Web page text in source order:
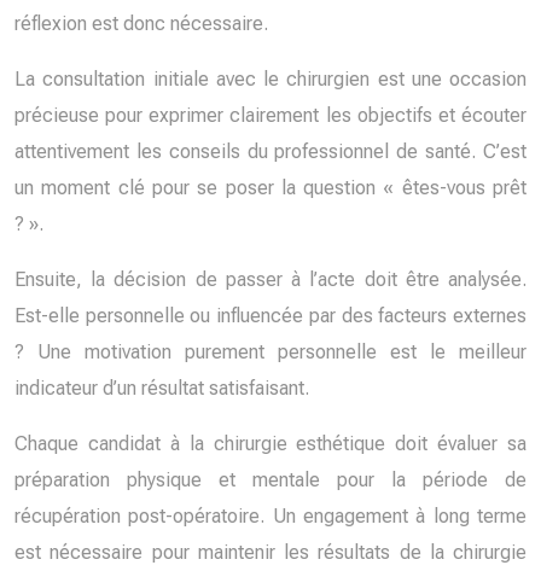
réflexion est donc nécessaire.
La consultation initiale avec le chirurgien est une occasion
précieuse pour exprimer clairement les objectifs et écouter
attentivement les conseils du professionnel de santé. C’est
un moment clé pour se poser la question « êtes-vous prêt
? ».
Ensuite, la décision de passer à l’acte doit être analysée.
Est-elle personnelle ou influencée par des facteurs externes
? Une motivation purement personnelle est le meilleur
indicateur d’un résultat satisfaisant.
Chaque candidat à la chirurgie esthétique doit évaluer sa
préparation physique et mentale pour la période de
récupération post-opératoire. Un engagement à long terme
est nécessaire pour maintenir les résultats de la chirurgie